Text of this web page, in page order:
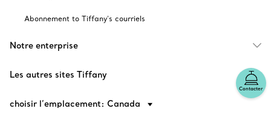
Contacter
Abonnement to Tiffany's courriels
Notre enterprise
Les autres sites Tiffany
choisir l’emplacement: Canada